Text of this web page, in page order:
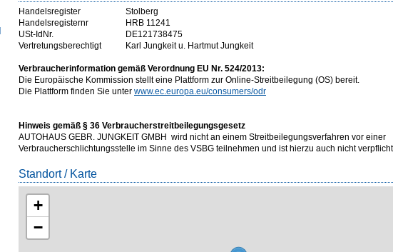
Handelsregister
Stolberg
Handelsregisternr
HRB 11241
USt-IdNr.
DE121738475
Vertretungsberechtigt
Karl Jungkeit u. Hartmut Jungkeit
Verbraucherinformation gemäß Verordnung EU Nr. 524/2013:
Die Europäische Kommission stellt eine Plattform zur Online-Streitbeilegung (OS) bereit.
Die Plattform finden Sie unter www.ec.europa.eu/consumers/odr
Hinweis gemäß § 36 Verbraucherstreitbeilegungsgesetz
AUTOHAUS GEBR. JUNGKEIT GMBH wird nicht an einem Streitbeilegungsverfahren vor einer
Verbraucherschlichtungsstelle im Sinne des VSBG teilnehmen und ist hierzu auch nicht
Standort / Karte
+
−